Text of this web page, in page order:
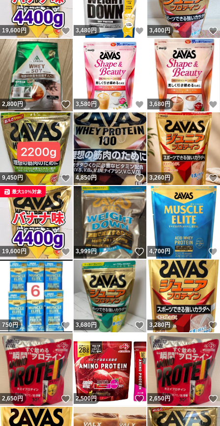
19,600円 いいね！
3,480円 いいね！
3,400円
2,800円 いいね！
3,580円 いいね！
3,680円
9,450円 いいね！
4,850円 いいね！
3,260円
19,600円 いいね！
最大10%対象
3,999円 いいね！
4,700円
750円 いいね！
3,680円 いいね！
3,280円
2,650円 いいね！
2,500円 いいね！
2,650円